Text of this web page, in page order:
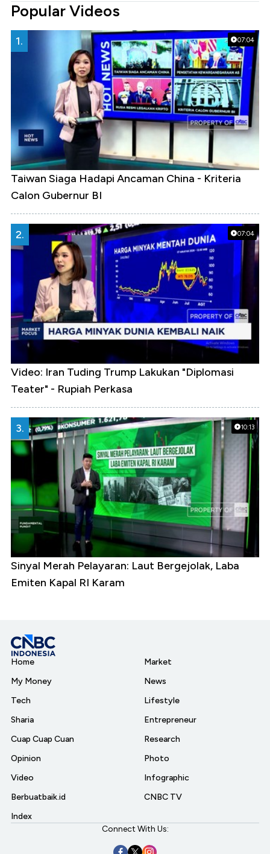
Popular Videos
07:04
1.
Taiwan Siaga Hadapi Ancaman China - Kriteria
Calon Gubernur BI
07:04
2.
Video: Iran Tuding Trump Lakukan "Diplomasi
Teater" - Rupiah Perkasa
10:13
3.
Sinyal Merah Pelayaran: Laut Bergejolak, Laba
Emiten Kapal RI Karam
Home
My Money
Tech
Sharia
Cuap Cuap Cuan
Opinion
Video
Berbuatbaik.id
Index
Market
News
Lifestyle
Entrepreneur
Research
Photo
Infographic
CNBC TV
Connect With Us: